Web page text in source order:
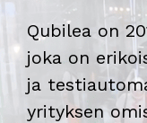
Qubilea on
joka on
ja
yrityksen